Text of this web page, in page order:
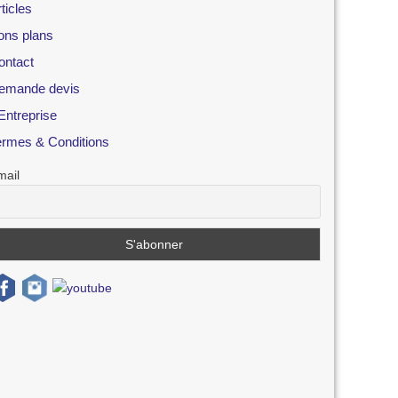
plans
devis
& Conditions